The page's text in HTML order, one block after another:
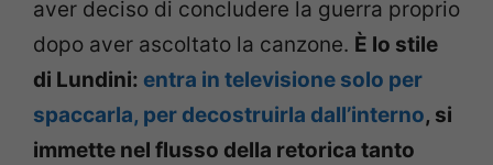
aver deciso di concludere la guerra proprio
dopo aver ascoltato la canzone. È lo stile
di Lundini: entra in televisione solo per
spaccarla, per decostruirla dall’interno, si
immette nel flusso della retorica tanto